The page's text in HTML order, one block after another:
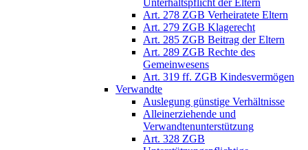
Art. 278 ZGB Verheiratete Eltern
Art. 279 ZGB Klagerecht
Art. 285 ZGB Beitrag der Eltern
Art. 289 ZGB Rechte des
Gemeinwesens
Art. 319 ff. ZGB Kindesvermögen
Verwandte
Auslegung günstige Verhältnisse
Alleinerziehende und
Verwandtenunterstützung
Art. 328 ZGB